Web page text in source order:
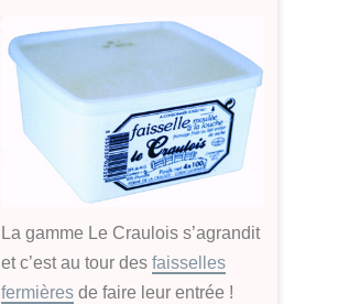
La gamme Le Craulois s’agrandit
et c’est au tour desfaisselles
fermières de faire leur entrée !